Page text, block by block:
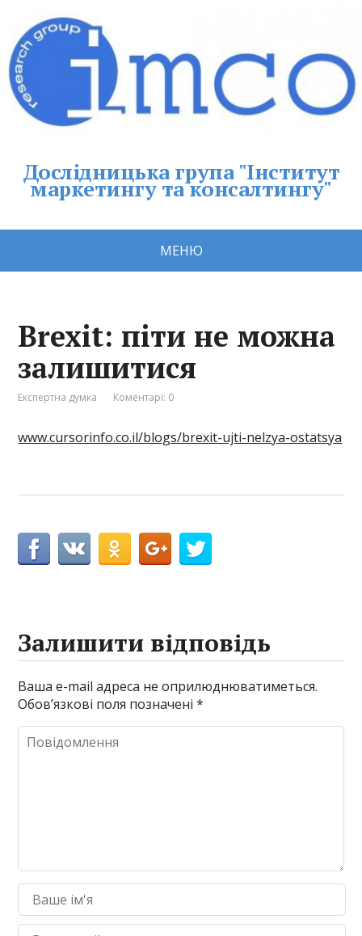
Дослідницька група "Інститут
маркетингу та консалтингу"
МЕНЮ
Brexit: піти не можна
залишитися
Експертна думка Коментарі: 0
www.cursorinfo.co.il/blogs/brexit-ujti-nelzya-ostatsya
Залишити відповідь
Ваша e-mail адреса не оприлюднюватиметься.
Обов’язкові поля позначені*